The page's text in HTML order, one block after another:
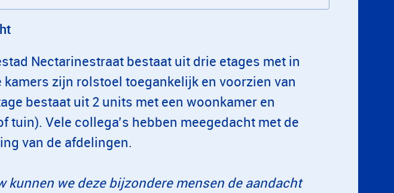
Nectarinestraat bestaat uit drie etages met in
kamers zijn rolstoel toegankelijk en voorzien van
bestaat uit 2 units met een woonkamer en
tuin). Vele collega’s hebben meegedacht met de
van de afdelingen.
kunnen we deze bijzondere mensen de aandacht